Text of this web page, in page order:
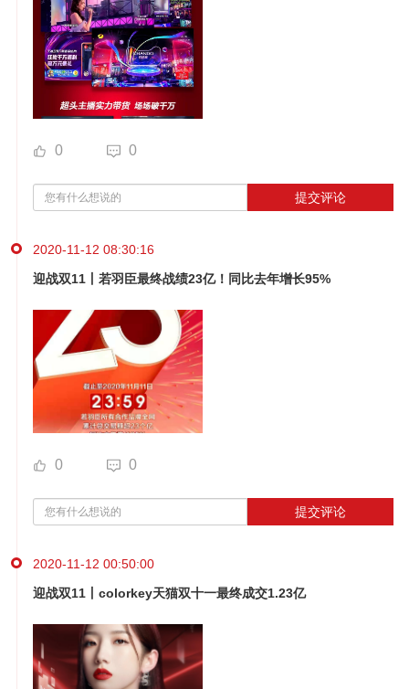
0 0
提交评论
2020-11-12 08:30:16
迎战双11丨若羽臣最终战绩23亿！同比去年增长95%
0 0
提交评论
2020-11-12 00:50:00
迎战双11丨colorkey天猫双十一最终成交1.23亿